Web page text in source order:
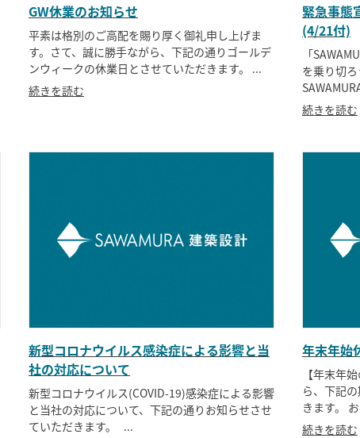
GW休業のお知らせ
平素は格別のご高配を賜り厚く御礼申し上げま
す。さて、誠に勝手ながら、下記の通りゴールデ
ンウィークの休業日とさせていただきます。 ...
続きを読む
緊急事態
(4/21付)
「
を乗り切
続きを読む
新型コロナウイルス感染症による影響と当
社の対応について
新型コロナウイルス(COVID-19)感染症による影響
と当社の対応について、下記の通りお知らせさせ
ていただきます。 ...
年末年始
【年末年
ら、下記
きます。
続きを読む